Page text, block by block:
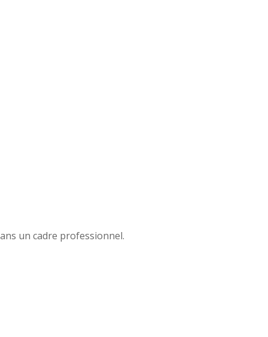
un cadre professionnel.